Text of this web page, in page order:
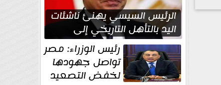
الرئيس السيسي يهنئ ناشئات
اليد بالتأهل التاريخي إلى
نصف نهائي كأس العالم
رئيس الوزراء: مصر
تواصل جهودها
لخفض التصعيد